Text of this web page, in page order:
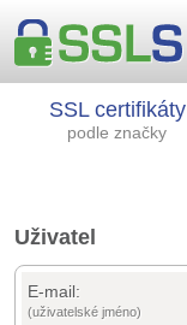
SSL certifikáty
podle značky
Uživatel
E-mail:
(uživatelské jméno)